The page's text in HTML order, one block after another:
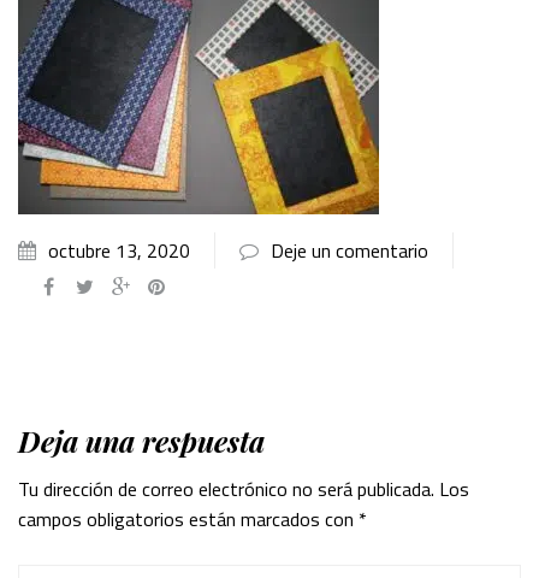
octubre 13, 2020 Deje un comentario
Deja una respuesta
Tu dirección de correo electrónico no será publicada. Los
campos obligatorios están marcados con *